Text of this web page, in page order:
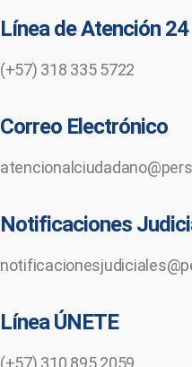
Línea de Atención
(+57) 318 335 5722
Correo Electrónico
Notificaciones
Línea ÚNETE